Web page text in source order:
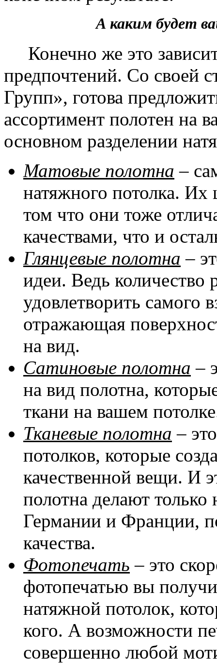
А каким будет
Конечно же это
предпочтений. Со своей
Групп», готова
ассортимент полотен на
основном разделении
Матовые полотна –
натяжного потолка. Их
том что они тоже
качествами, что и
Глянцевые полотна –
идеи. Ведь количество
удовлетворить самого
отражающая
на вид.
Сатиновые полотна –
на вид полотна,
ткани на вашем
Тканевые полотна –
потолков, которые
качественной вещи. И
полотна делают
Германии и Франции,
качества.
Фотопечать – это
фотопечатью вы
натяжной потолок,
кого. А возможности
совершенно любой